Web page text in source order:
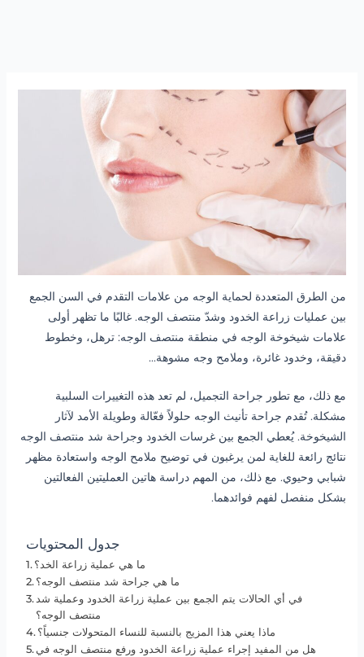
من الطرق المتعددة لحماية الوجه من علامات التقدم في السن الجمع
بين عمليات زراعة الخدود وشدّ منتصف الوجه. غالبًا ما تظهر أولى
علامات شيخوخة الوجه في منطقة منتصف الوجه: ترهل، وخطوط
دقيقة، وخدود غائرة، وملامح وجه مشوهة...
مع ذلك، مع تطور جراحة التجميل، لم تعد هذه التغييرات السلبية
مشكلة. تُقدم جراحة تأنيث الوجه حلولاً فعّالة وطويلة الأمد لآثار
الشيخوخة. يُعطي الجمع بين غرسات الخدود وجراحة شد منتصف الوجه
نتائج رائعة للغاية لمن يرغبون في توضيح ملامح الوجه واستعادة مظهر
شبابي وحيوي. مع ذلك، من المهم دراسة هاتين العمليتين الفعالتين
بشكل منفصل لفهم فوائدهما.
جدول المحتويات
ما هي عملية زراعة الخد؟
ما هي جراحة شد منتصف الوجه؟
في أي الحالات يتم الجمع بين عملية زراعة الخدود وعملية شد
منتصف الوجه؟
ماذا يعني هذا المزيج بالنسبة للنساء المتحولات جنسياً؟
هل من المفيد إجراء عملية زراعة الخدود ورفع منتصف الوجه في